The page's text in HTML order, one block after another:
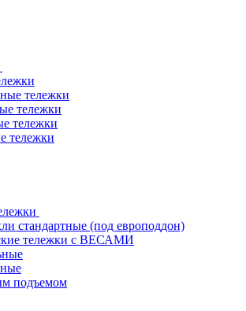
тележки
тележки
тележки
тележки
стандартные (под европоддон)
тележки с ВЕСАМИ
подъемом